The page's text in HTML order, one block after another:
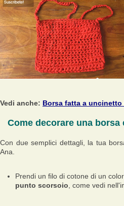
Vedi anche: Borsa fatta a
Come decorare una borsa
Con due semplici dettagli, la tua
Ana.
Prendi un filo di cotone di un
punto scorsoio , come vedi